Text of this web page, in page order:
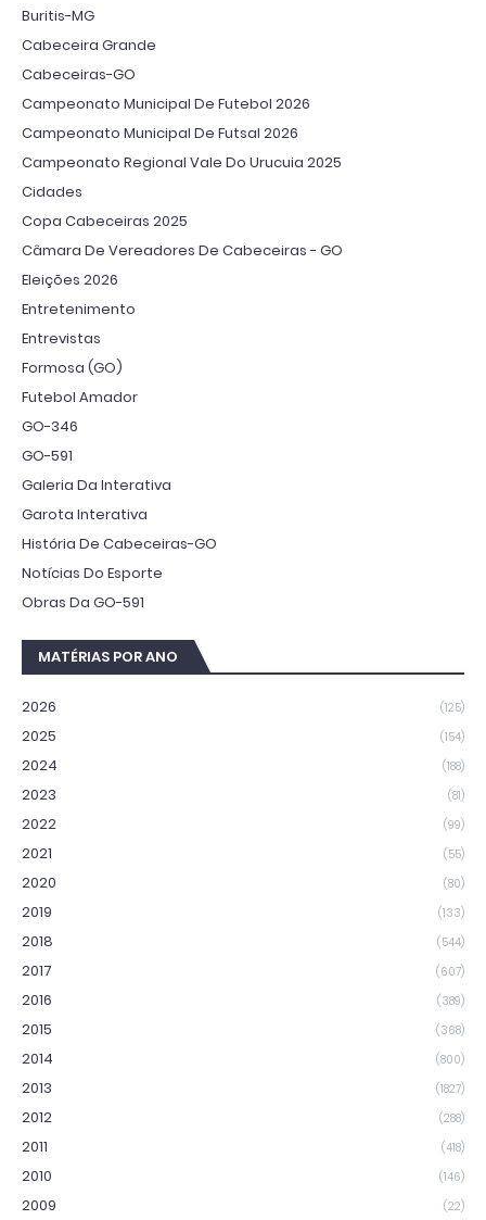
Buritis-MG
Cabeceira Grande
Cabeceiras-GO
Campeonato Municipal De Futebol 2026
Campeonato Municipal De Futsal 2026
Campeonato Regional Vale Do Urucuia 2025
Cidades
Copa Cabeceiras 2025
Câmara De Vereadores De Cabeceiras - GO
Eleições 2026
Entretenimento
Entrevistas
Formosa (GO)
Futebol Amador
GO-346
GO-591
Galeria Da Interativa
Garota Interativa
História De Cabeceiras-GO
Notícias Do Esporte
Obras Da GO-591
MATÉRIAS POR ANO
2026 (125)
2025 (154)
2024 (188)
2023 (81)
2022 (99)
2021 (55)
2020 (80)
2019 (133)
2018 (544)
2017 (607)
2016 (389)
2015 (368)
2014 (800)
2013 (1827)
2012 (288)
2011 (418)
2010 (146)
2009 (22)